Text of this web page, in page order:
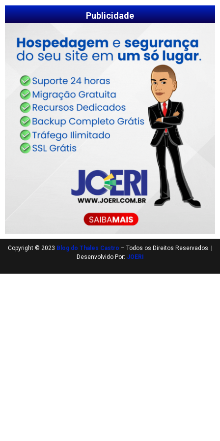
Publicidade
Copyright © 2023 Blog do Thales Castro – Todos os Direitos Reservados. |
Desenvolvido Por: JOERI